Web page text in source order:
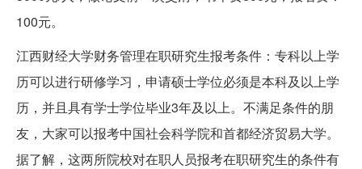
100元。
江西财经大学财务管理在职研究生报考条件：专科以上学
历可以进行研修学习，申请硕士学位必须是本科及以上学
历，并且具有学士学位毕业3年及以上。不满足条件的朋
友，大家可以报考中国社会科学院和首都经济贸易大学。
据了解，这两所院校对在职人员报考在职研究生的条件有